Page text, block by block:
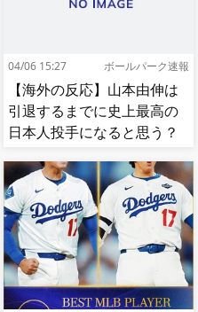
04/06 15:27 ボールパーク速報
【海外の反応】山本由伸は
引退するまでに史上最高の
日本人投手になると思う？